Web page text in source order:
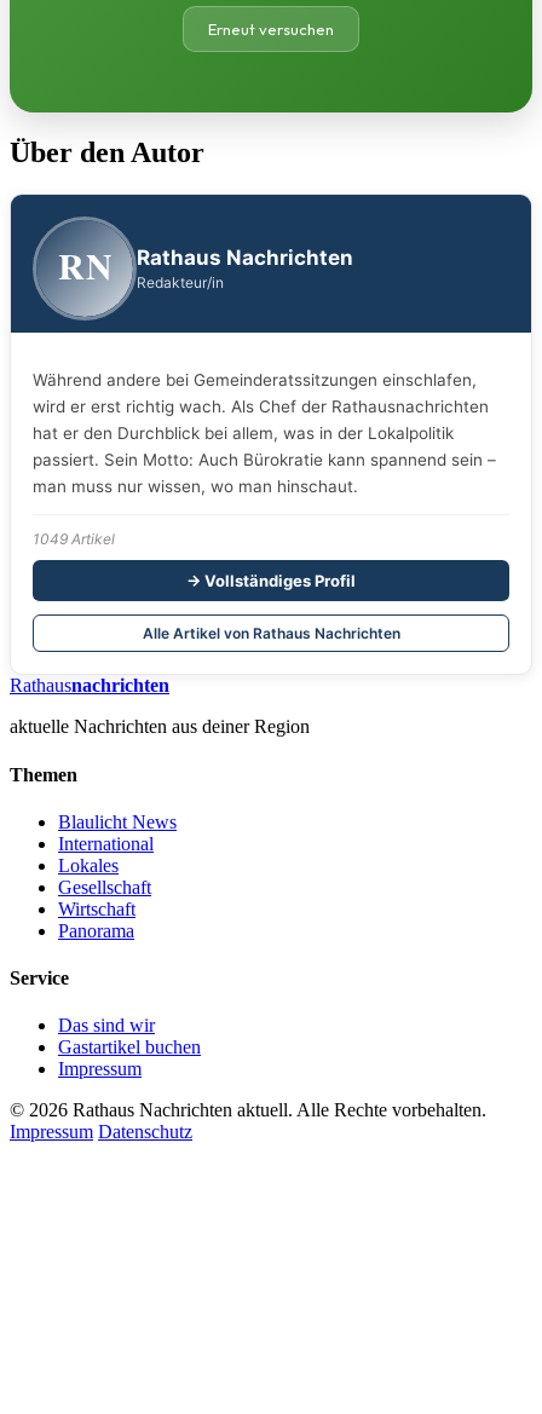
Erneut versuchen
Über den Autor
RN Rathaus Nachrichten
Redakteur/in
Während andere bei Gemeinderatssitzungen einschlafen,
wird er erst richtig wach. Als Chef der Rathausnachrichten
hat er den Durchblick bei allem, was in der Lokalpolitik
passiert. Sein Motto: Auch Bürokratie kann spannend sein –
man muss nur wissen, wo man hinschaut.
1049 Artikel
→ Vollständiges Profil
Alle Artikel von Rathaus Nachrichten
Rathausnachrichten
aktuelle Nachrichten aus deiner Region
Themen
Blaulicht News
International
Lokales
Gesellschaft
Wirtschaft
Panorama
Service
Das sind wir
Gastartikel buchen
Impressum
© 2026 Rathaus Nachrichten aktuell. Alle Rechte vorbehalten.
Impressum Datenschutz